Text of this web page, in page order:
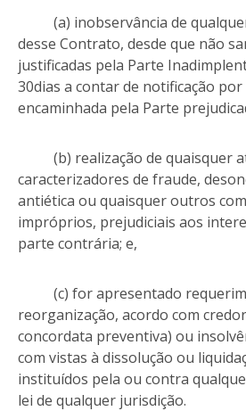
(a) inobservância de qualquer
desse Contrato, desde que não
justificadas pela Parte
30dias a contar de notificação
encaminhada pela Parte
(b) realização de quaisquer
caracterizadores de fraude,
antiética ou quaisquer outros
impróprios, prejudiciais aos
parte contrária; e,
(c) for apresentado
reorganização, acordo com
concordata preventiva) ou
com vistas à dissolução ou
instituídos pela ou contra
lei de qualquer jurisdição.